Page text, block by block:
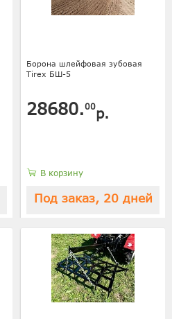
Борона шлейфовая зубовая
Tirex БШ-5
28680.00р.
В корзину
Под заказ, 20 дней